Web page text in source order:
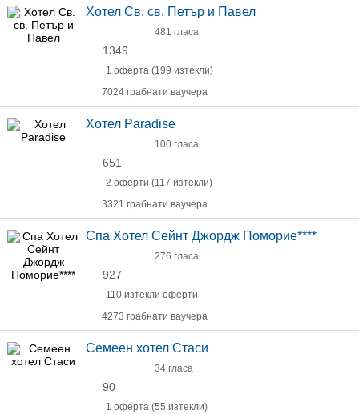
Хотел Св. св. Петър и Павел
481 гласа
1349
1 оферта (199 изтекли)
7024 грабнати ваучера
Хотел Paradise
100 гласа
651
2 оферти (117 изтекли)
3321 грабнати ваучера
Спа Хотел Сейнт Джордж Поморие****
276 гласа
927
110 изтекли оферти
4273 грабнати ваучера
Семеен хотел Стаси
34 гласа
90
1 оферта (55 изтекли)